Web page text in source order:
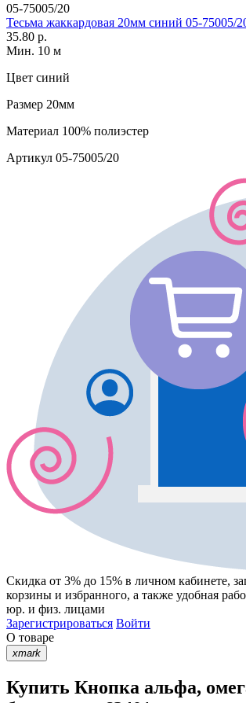
05-75005/20
Тесьма жаккардовая 20мм синий 05-75005/
35.80 р.
Мин. 10 м
Цвет синий
Размер 20мм
Материал 100% полиэстер
Артикул 05-75005/20
Скидка от 3% до 15% в личном кабинете,
корзины и избранного, а также удобная
юр. и физ. лицами
Зарегистрироваться Войти
О товаре
xmark
Купить Кнопка альфа,